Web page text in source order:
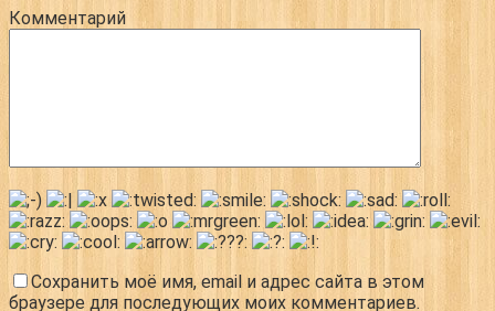
Комментарий
Сохранить моё имя, email и адрес сайта в этом
браузере для последующих моих комментариев.